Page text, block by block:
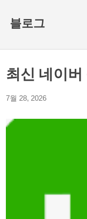
블로그
최신 네이
7월 28, 2026